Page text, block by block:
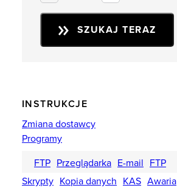
SZUKAJ TERAZ
INSTRUKCJE
Zmiana dostawcy
Programy
FTP Przeglądarka E-mail FTP
Skrypty Kopia danych KAS Awaria